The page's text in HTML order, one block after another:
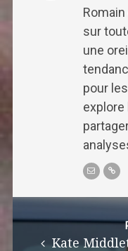
sur
une
pour
navigation
Kate